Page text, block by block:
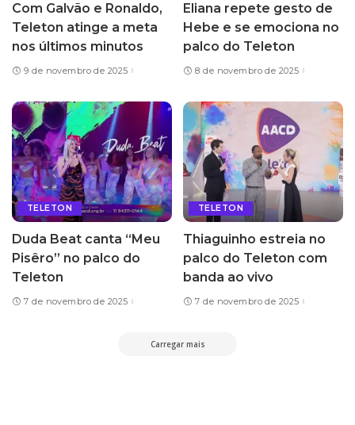
Com Galvão e Ronaldo,
Teleton atinge a meta
nos últimos minutos
9 de novembro de 2025
Eliana repete gesto de
Hebe e se emociona no
palco do Teleton
8 de novembro de 2025
TELETON
Duda Beat canta “Meu
Pisêro” no palco do
Teleton
7 de novembro de 2025
TELETON
Thiaguinho estreia no
palco do Teleton com
banda ao vivo
7 de novembro de 2025
Carregar mais